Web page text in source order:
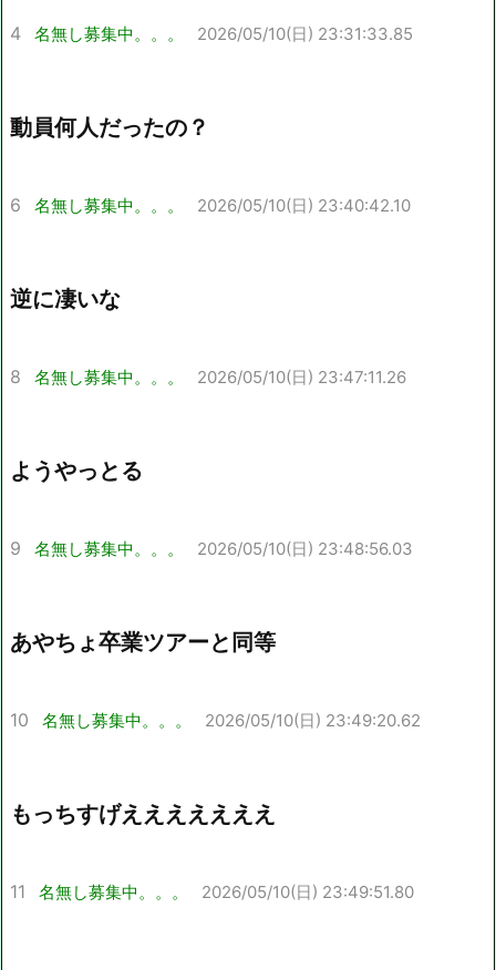
4 名無し募集中。。。 2026/05/10(日) 23:31:33.85
動員何人だったの？
6 名無し募集中。。。 2026/05/10(日) 23:40:42.10
逆に凄いな
8 名無し募集中。。。 2026/05/10(日) 23:47:11.26
ようやっとる
9 名無し募集中。。。 2026/05/10(日) 23:48:56.03
あやちょ卒業ツアーと同等
10 名無し募集中。。。 2026/05/10(日) 23:49:20.62
もっちすげえええええええ
11 名無し募集中。。。 2026/05/10(日) 23:49:51.80